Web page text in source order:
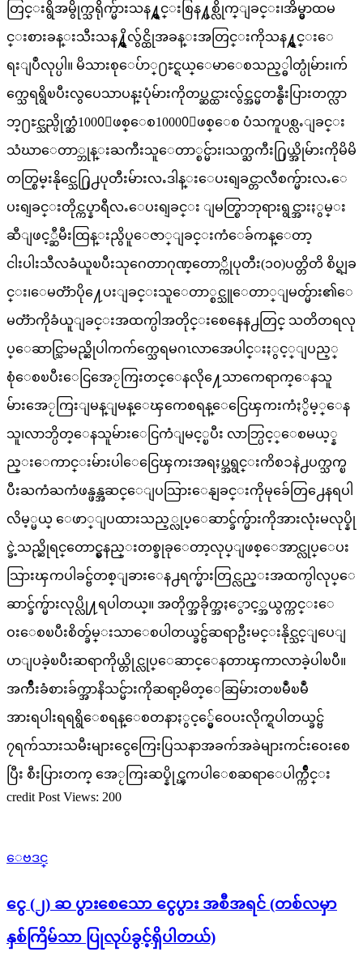
တြင္းရွိအမွိုက္သရိုက္မ်ားသန႔္ရွင္းစြန႔္ပစ္လိုက္ျခင္း၊အိမ္မွာထမ
င္းစားခန္းသီးသန႔္ရွိလွ်င္ထိုအခန္းအတြင္းကိုသန႔္ရွင္းေ
ရးျပဳလုပ္ပါ။ မိသားစုေပ်ာ္႐ႊင္ရယ္ေမာေစသည့္ဓါတ္ပုံမ်ား၊က်
က္သေရရွိၿပီးလွပေသာပန္းပုံမ်ားကိုတပ္ဆင္ထားလွ်င္အင္မတန္စီးပြားတက္လာ
ဘ္႐ႊင္သည္ပိုက္ဆံ1000ျဖစ္ေစ10000ျဖစ္ေစ ပံသကူပစ္လႉျခင္း
သံဃာေတာ္ဘုန္းႀကီးသူေတာ္စင္မ်ား၊သက္ႀကီး႐ြယ္အိုမ်ားကိုမိမိ
တတ္စြမ္းနိုင္သေ႐ြ႕ပုတီးမ်ားလႉဒါန္းေပးရျခင္တာလီစက္မ်ားလႉေ
ပးရျခင္းတိုင္ကပ္နာရီလႉေပးရျခင္း ျမတ္စြာဘုရားရွင္အားႏွမ္း
ဆီျဖင့္ဆီမီးထြန္းညွိပူေဇာ္ျခင္းကံေခ်ကန္ေတာ့
ငါးပါးသီလခံယူၿပီးသုဂေတာဂုဏ္ေတာ္ကိုပုတီး(၁၀)ပတ္တိတိ စိပ္ရျခ
င္း၊ေမတၱာပို႔ေပးျခင္းသူေတာ္စင္သူေတာ္ျမတ္မ်ား၏ေ
မတၱာကိုခံယူျခင္းအထက္ပါအတိုင္းစေနေန႕တြင္ သတိတရလု
ပ္ေဆာင္သြာမည္ဆိုပါကက်က္သေရမဂၤလာအေပါင္းႏွင့္ျပည့္
စုံေစၿပီးေငြအေႂကြးတင္ေနလို႔ေသာကေရာက္ေနသူ
မ်ားအေႂကြးျမန္ျမန္ေၾကေစရန္ေငြေၾကးကံႏွိမ့္ေန
သူ၊လာဘ္ပိတ္ေနသူမ်ားေငြကံျမင့္ၿပီး လာဘ္ပြင့္ေစမယ့္န
ည္းေကာင္းမ်ားပါေငြေၾကးအရႈပ္အရွင္းကိစၥနဲ႕ပက္သက္ၿ
ပီးႀကံႀကံဖန္ဖန္အဆင္ေျပသြားေနျခင္းကိုမုခ်ေတြ႕ေနရပါ
လိမ့္မယ္ ေဖာ္ျပထားသည့္လုပ္ေဆာင္ခ်က္မ်ားကိုအားလုံးမလုပ္နို
င္ခဲ့သည္ဆိုရင္ေတာင္မွနည္းတစ္ခုခုေတာ့လုပ္ျဖစ္ေအာင္လုပ္ေပး
သြားၾကပါခင္ဗ်တစ္ျခားေန႕ရက္မ်ားတြင္လည္းအထက္ပါလုပ္ေ
ဆာင္ခ်က္မ်ားလုပ္လို႔ရပါတယ္။ အတိုက္အခိုက္အႏွောင့္အယွက္ကင္းေ
ဝးေစၿပီးစိတ္ခ်မ္းသာေစပါတယ္ခင္ဗ်ဆရာဦးမင္းနိုင္သင္ျပေျ
ပာျပခဲ့ၿပီးဆရာကိုယ္တိုင္လုပ္ေဆာင္ေနတာၾကာလာခဲ့ပါၿပီ။
အက်ိဳးခံစားခ်က္အာနိသင္မ်ားကိုဆရာ့မိတ္ေဆြမ်ားတၿမဳံၿမဳံ
အားရပါးရရရွိေစရန္ေစတနာႏွင့္မွ်ေဝေပးလိုက္ရပါတယ္ခင္ဗ်
၇ရက်သားသမီးများငွေကြေးပြသနာအခက်အခဲများကင်းဝေးစေ
ပြီး စီးပြားတက္ အေႂကြးဆပ္နိုင္ၾကပါေစဆရာေပါက္က်ိဳင္း
credit Post Views: 200
ေဗဒင္
ငွေ (၂) ဆ ပွားစေသော ငွေပွား အစီအရင် (တစ်လမှာ
နှစ်ကြိမ်သာ ပြုလုပ်ခွင့်ရှိပါတယ်)